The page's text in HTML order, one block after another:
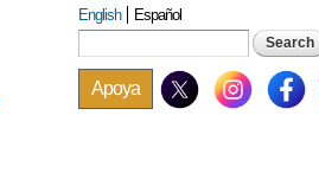
English Español
Search form
Apoya